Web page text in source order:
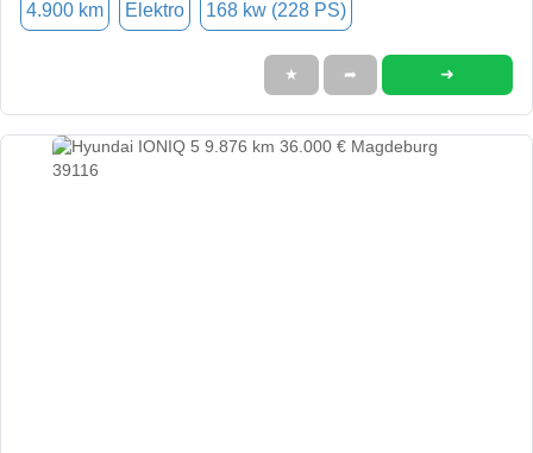
4.900 km Elektro 168 kw (228 PS)
★ ➦ ➜